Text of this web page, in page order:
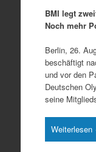
BMI legt
Noch mehr
Berlin, 26.
beschäftigt
und vor den
Deutschen
seine